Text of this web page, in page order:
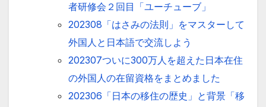
者研修会２回目「ユーチューブ」
202308「はさみの法則」をマスターして
外国人と日本語で交流しよう
202307ついに300万人を超えた日本在住
の外国人の在留資格をまとめました
202306「日本の移住の歴史」と背景「移